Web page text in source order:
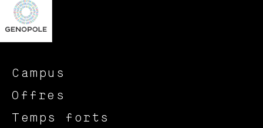
Campus
Offres
Temps forts